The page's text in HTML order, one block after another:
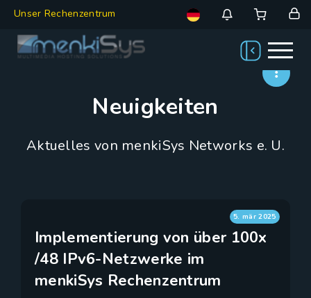
Unser Rechenzentrum
Neuigkeiten
Aktuelles von menkiSys Networks e. U.
5. mär 2025
Implementierung von über 100x
/48 IPv6-Netzwerke im
menkiSys Rechenzentrum